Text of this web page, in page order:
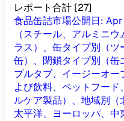
レポート合計 [27]
食品缶詰市場公開日:
（スチール、アルミニ
ラス）、缶タイプ別（
缶）、閉鎖タイプ別（缶
プルタブ、イージーオ
よび飲料、ペットフー
ルケア製品）、地域別
太平洋、ヨーロッパ、